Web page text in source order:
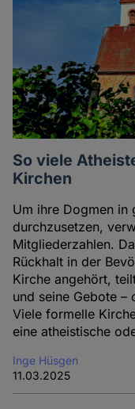
So viele
Kirchen
Um ihre Dogmen in
durchzusetzen,
Mitgliederzahlen.
Rückhalt in der
Kirche angehört,
und seine Gebote –
Viele formelle
eine atheistische
Inge Hüsgen
11.03.2025